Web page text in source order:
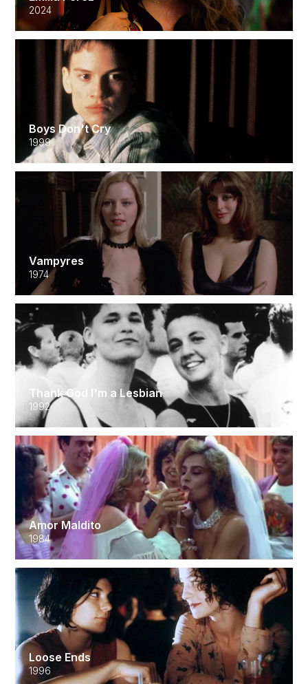
2024
Boys Don't Cry
1999
Vampyres
1974
Thank God I'm a Lesbian
1992
Amor Maldito
1984
Loose Ends
1996